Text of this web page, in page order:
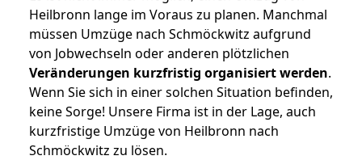
Heilbronn lange im Voraus zu planen. Manchmal
müssen Umzüge nach Schmöckwitz aufgrund
von Jobwechseln oder anderen plötzlichen
Veränderungen kurzfristig organisiert werden.
Wenn Sie sich in einer solchen Situation befinden,
keine Sorge! Unsere Firma ist in der Lage, auch
kurzfristige Umzüge von Heilbronn nach
Schmöckwitz zu lösen.